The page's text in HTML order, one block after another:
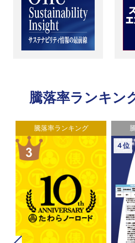
騰落率ランキン
騰落率ランキング
４位